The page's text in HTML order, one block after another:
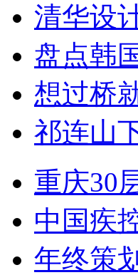
清华设
盘点韩
想过桥
祁连山
重庆30
中国疾
年终策